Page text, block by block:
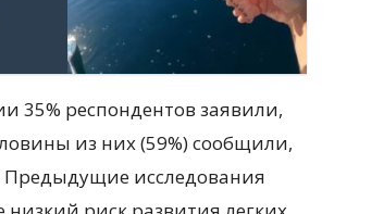
35% респондентов заявили,
из них (59%) сообщили,
Предыдущие исследования